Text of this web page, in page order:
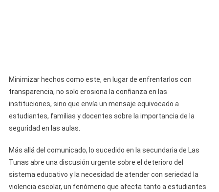
Minimizar hechos como este, en lugar de enfrentarlos con
transparencia, no solo erosiona la confianza en las
instituciones, sino que envía un mensaje equivocado a
estudiantes, familias y docentes sobre la importancia de la
seguridad en las aulas.
Más allá del comunicado, lo sucedido en la secundaria de Las
Tunas abre una discusión urgente sobre el deterioro del
sistema educativo y la necesidad de atender con seriedad la
violencia escolar, un fenómeno que afecta tanto a estudiantes